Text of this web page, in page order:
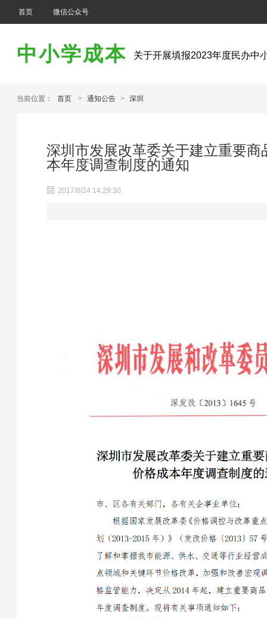
首页 微信公众号
中小学成本
关于开展填报2023年度民办中
关于开展填报2020年度民办中
关于开展填报2017年度民办中
惠州市发展和改革局 惠州市教
会平均成本调查制度的通知
关于开展填报2025年度民办中
当前位置： 首页 > 通知公告 > 深圳
深圳市发展改革委关于建立重要商
本年度调查制度的通知
2017/8/24 14:29:30